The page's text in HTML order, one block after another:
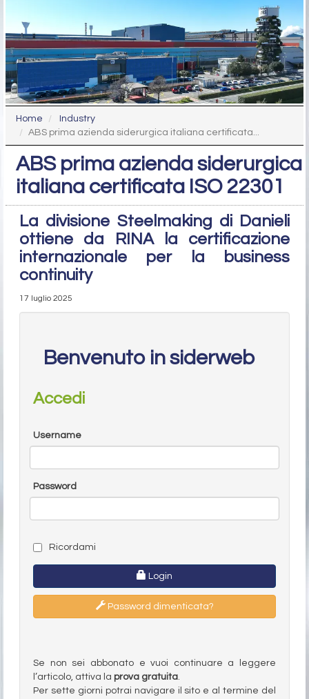
Home
Industry
ABS prima azienda siderurgica italiana certificata...
ABS prima azienda siderurgica
italiana certificata ISO 22301
La divisione Steelmaking di Danieli
ottiene da RINA la certificazione
internazionale per la business
continuity
17 luglio 2025
Benvenuto in siderweb
Accedi
Username
Password
Ricordami
Login
Password dimenticata?
Se non sei abbonato e vuoi continuare a leggere
l’articolo, attiva la prova gratuita.
Per sette giorni potrai navigare il sito e al termine del